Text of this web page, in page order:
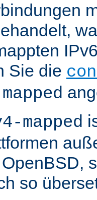
Sie die
mapped
so